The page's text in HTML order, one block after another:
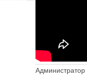
Администратор